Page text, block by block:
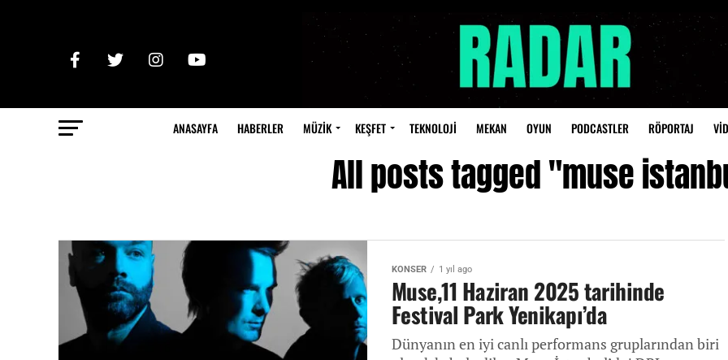
ANASAYFA HABERLER MÜZİK KEŞFET TEKNOLOJİ MEKAN OYUN PODCASTLER RÖPORTAJ
All posts tagged "muse
KONSER 1 yıl ago
Muse,11 Haziran 2025 tarihinde
Festival Park Yenikapı’da
Dünyanın en iyi canlı performans gruplarından biri